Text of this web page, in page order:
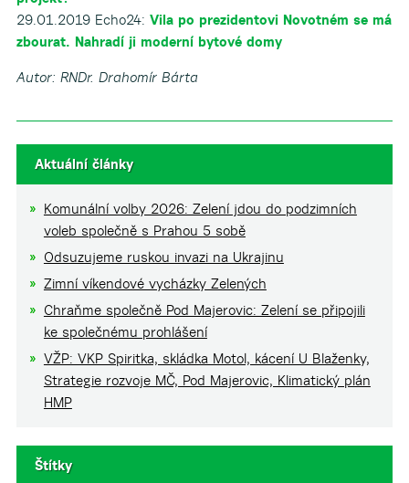
29.01.2019 Echo24: Vila po prezidentovi Novotném se má
zbourat. Nahradí ji moderní bytové domy
Autor: RNDr. Drahomír Bárta
Aktuální články
Komunální volby 2026: Zelení jdou do podzimních
voleb společně s Prahou 5 sobě
Odsuzujeme ruskou invazi na Ukrajinu
Zimní víkendové vycházky Zelených
Chraňme společně Pod Majerovic: Zelení se připojili
ke společnému prohlášení
VŽP: VKP Spiritka, skládka Motol, kácení U Blaženky,
Strategie rozvoje MČ, Pod Majerovic, Klimatický plán
HMP
Štítky